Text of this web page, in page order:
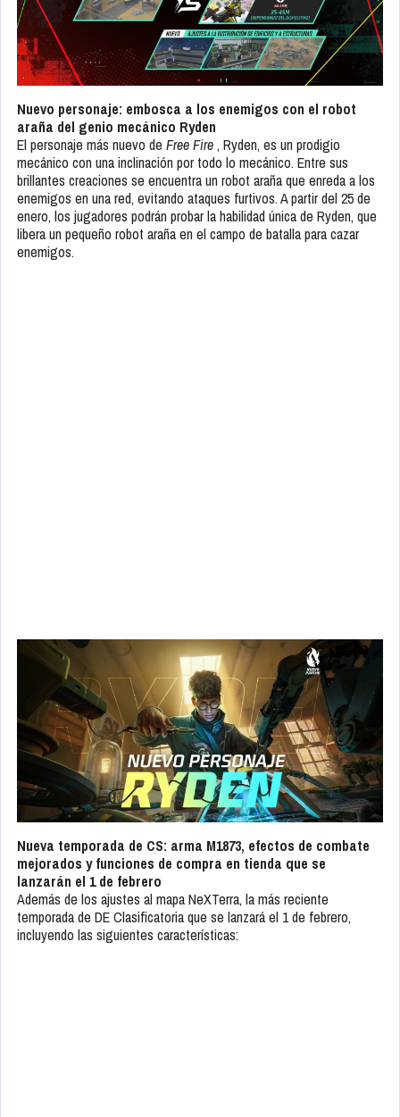
Nuevo personaje: embosca a los enemigos con el robot
araña del genio mecánico Ryden
El personaje más nuevo de Free Fire, Ryden, es un prodigio
mecánico con una inclinación por todo lo mecánico. Entre sus
brillantes creaciones se encuentra un robot araña que enreda a los
enemigos en una red, evitando ataques furtivos. A partir del 25 de
enero, los jugadores podrán probar la habilidad única de Ryden, que
libera un pequeño robot araña en el campo de batalla para cazar
enemigos.
Nueva temporada de CS: arma M1873, efectos de combate
mejorados y funciones de compra en tienda que se
lanzarán el 1 de febrero
Además de los ajustes al mapa NeXTerra, la más reciente
temporada de DE Clasificatoria que se lanzará el 1 de febrero,
incluyendo las siguientes características: